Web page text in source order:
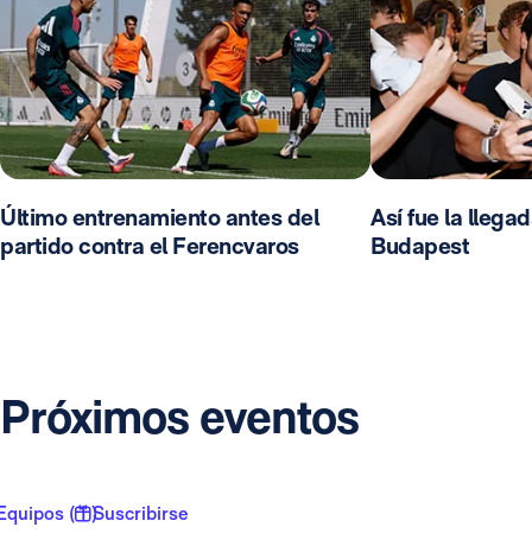
Último entrenamiento antes del
partido contra el Ferencvaros
Así fue la
Budapest
Próximos eventos
( 1 )Suscribirse